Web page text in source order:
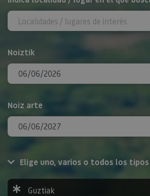
Noiztik
Noiz arte
Elige uno, varios o todos los
Guztiak